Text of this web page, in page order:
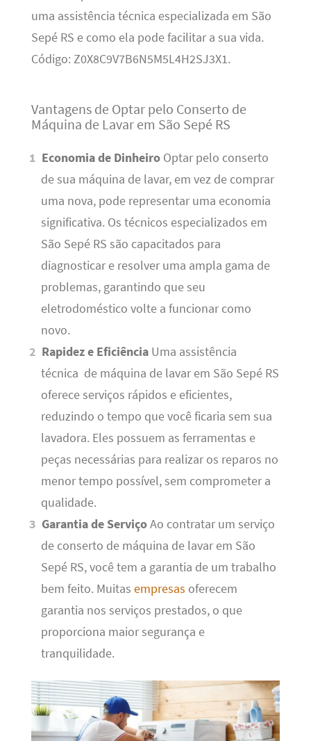
uma assistência técnica especializada em São
Sepé RS e como ela pode facilitar a sua vida.
Código: Z0X8C9V7B6N5M5L4H2SJ3X1.
Vantagens de Optar pelo Conserto de
Máquina de Lavar em São Sepé RS
Economia de Dinheiro Optar pelo conserto
de sua máquina de lavar, em vez de comprar
uma nova, pode representar uma economia
significativa. Os técnicos especializados em
São Sepé RS são capacitados para
diagnosticar e resolver uma ampla gama de
problemas, garantindo que seu
eletrodoméstico volte a funcionar como
novo.
Rapidez e Eficiência Uma assistência
técnica de máquina de lavar em São Sepé RS
oferece serviços rápidos e eficientes,
reduzindo o tempo que você ficaria sem sua
lavadora. Eles possuem as ferramentas e
peças necessárias para realizar os reparos no
menor tempo possível, sem comprometer a
qualidade.
Garantia de ServiçoAo contratar um serviço
de conserto de máquina de lavar em São
Sepé RS, você tem a garantia de um trabalho
bem feito. Muitas empresas oferecem
garantia nos serviços prestados, o que
proporciona maior segurança e
tranquilidade.